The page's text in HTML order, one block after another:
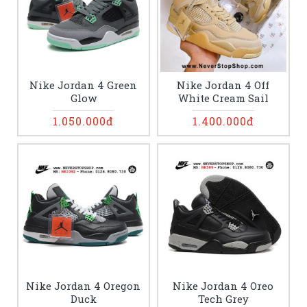
Nike Jordan 4 Green
Glow
1.050.000đ
Nike Jordan 4 Off
White Cream Sail
1.400.000đ
Nike Jordan 4 Oregon
Duck
Nike Jordan 4 Oreo
Tech Grey